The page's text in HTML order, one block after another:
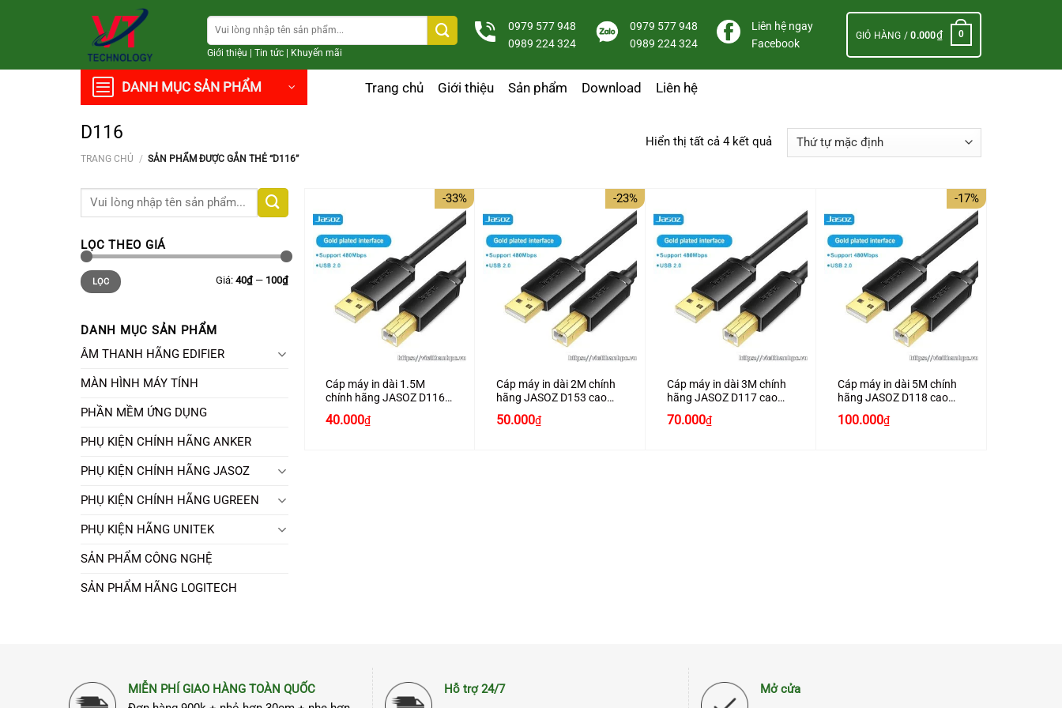
Tìm
kiếm:
Giới thiệu Tin tức| Khuyến mãi
0979 577 948
0989 224 324
0979 577 948
0989 224 324
Liên hệ ngay
Facebook
GIỎ HÀNG /0.000₫ 0
DANH MỤC SẢN PHẨM Trang chủ Giới thiệu Sản phẩm Download Liên hệ
D116
TRANG CHỦ / SẢN PHẨM ĐƯỢC GẮN THẺ “D116”
Hiển thị tất cả 4 kết quả
Tìm
LỌC THEO GIÁ
Giá
thấp
nhất
Giá
cao
nhất
LỌC Giá: 40₫— 100₫
DANH MỤC SẢN PHẨM
ÂM THANH HÃNG EDIFIER
MÀN HÌNH MÁY TÍNH
PHẦN MỀM ỨNG DỤNG
PHỤ KIỆN CHÍNH HÃNG ANKER
PHỤ KIỆN CHÍNH HÃNG JASOZ
PHỤ KIỆN CHÍNH HÃNG UGREEN
PHỤ KIỆN HÃNG UNITEK
SẢN PHẨM CÔNG NGHỆ
SẢN PHẨM HÃNG LOGITECH
-33%
Cáp máy in dài 1.5M
chính hãng JASOZ D116
Giá
40.000₫Giá
hiện
-23%
Cáp máy in dài 2M chính
hãng JASOZ D153 cao
Giá
50.000₫Giá
hiện
Cáp máy in dài 3M chính
hãng JASOZ D117 cao
70.000₫
-17%
Cáp máy in dài 5M chính
hãng JASOZ D118 cao
Giá
100.000₫Giá
hiện
MIỄN PHÍ GIAO HÀNG TOÀN QUỐC
Hỗ trợ 24/7 Mở cửa